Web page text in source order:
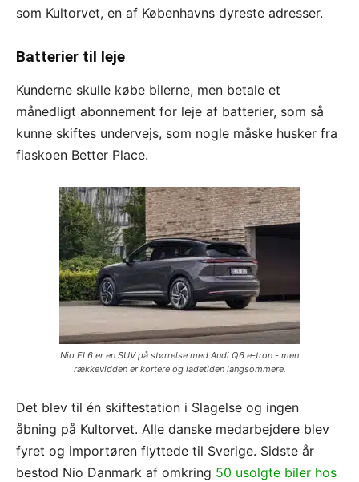
som Kultorvet, en af Københavns dyreste adresser.
Batterier til leje
Kunderne skulle købe bilerne, men betale et
månedligt abonnement for leje af batterier, som så
kunne skiftes undervejs, som nogle måske husker fra
fiaskoen Better Place.
Nio EL6 er en SUV på størrelse med Audi Q6 e-tron - men
rækkevidden er kortere og ladetiden langsommere.
Det blev til én skiftestation i Slagelse og ingen
åbning på Kultorvet. Alle danske medarbejdere blev
fyret og importøren flyttede til Sverige. Sidste år
bestod Nio Danmark af omkring 50 usolgte biler hos